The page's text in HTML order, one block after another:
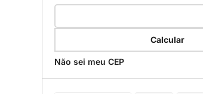
Calcular
Não sei meu CEP